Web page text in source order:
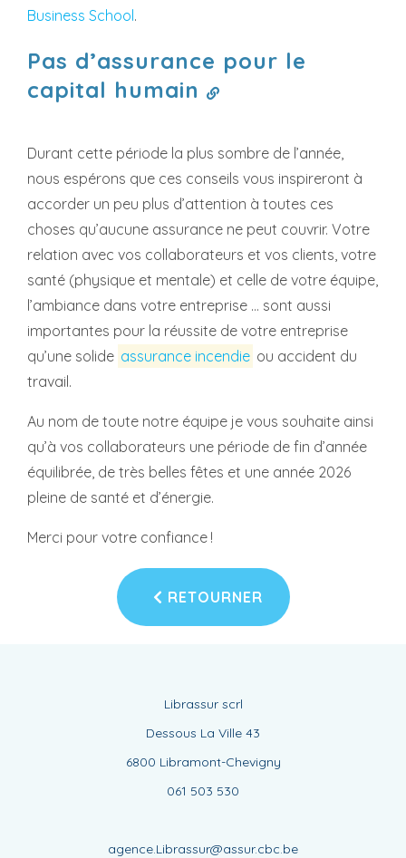
Business School.
Pas d’assurance pour le
capital humain
Durant cette période la plus sombre de l’année,
nous espérons que ces conseils vous inspireront à
accorder un peu plus d’attention à toutes ces
choses qu’aucune assurance ne peut couvrir. Votre
relation avec vos collaborateurs et vos clients, votre
santé (physique et mentale) et celle de votre équipe,
l’ambiance dans votre entreprise … sont aussi
importantes pour la réussite de votre entreprise
qu’une solide assurance incendie ou accident du
travail.
Au nom de toute notre équipe je vous souhaite ainsi
qu’à vos collaborateurs une période de fin d’année
équilibrée, de très belles fêtes et une année 2026
pleine de santé et d’énergie.
Merci pour votre confiance !
RETOURNER
Librassur scrl
Dessous La Ville 43
6800 Libramont-Chevigny
061 503 530
agence.Librassur@assur.cbc.be